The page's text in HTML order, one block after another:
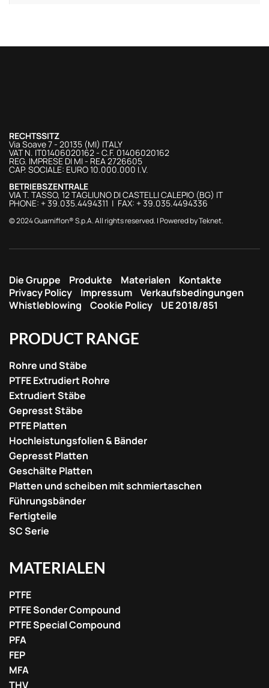
RECHTSSITZ
Via Soave 7 - 20135 (MI) ITALY
VAT N. IT01406020162 - C.F. 01406020162
REG. IMPRESE DI MI - REA 2726605
CAP. SOCIALE: EURO 10.000.000 I.V.
BETRIEBSZENTRALE
VIA T. TASSO, 12 TAGLIUNO DI CASTELLI CALEPIO (BG) IT
PHONE: + 39.035.4494311 | FAX: + 39.035.4494336
© 2024 Guarniflon® S.p.A. All rights reserved. | Powered byTeknet.
Die Gruppe Produkte Materialen
Kontakte
Privacy Policy
Impressum
Verkaufsbedingungen
Whistleblowing
Cookie Policy UE 2018/851
PRODUCT RANGE
Rohre und Stäbe
PTFE Extrudiert Rohre
Extrudiert Stäbe
Gepresst Stäbe
PTFE Platten
Hochleistungsfolien & Bänder
Gepresst Platten
Geschälte Platten
Platten und scheiben mit schmiertaschen
Führungsbänder
Fertigteile
SC Serie
MATERIALEN
PTFE
PTFE Sonder Compound
PTFE Special Compound
PFA
FEP
MFA
THV